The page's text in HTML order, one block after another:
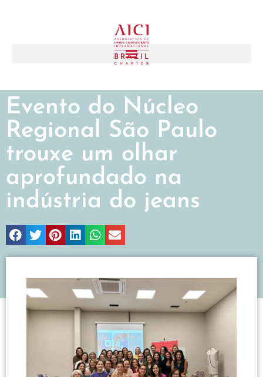
Evento do Núcleo
Regional São Paulo
trouxe um olhar
aprofundado na
indústria do jeans